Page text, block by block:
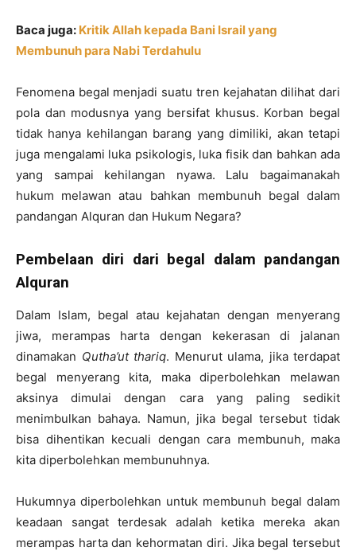
Baca juga: Kritik Allah kepada Bani Israil yang
Membunuh para Nabi Terdahulu
Fenomena begal menjadi suatu tren kejahatan dilihat dari
pola dan modusnya yang bersifat khusus. Korban begal
tidak hanya kehilangan barang yang dimiliki, akan tetapi
juga mengalami luka psikologis, luka fisik dan bahkan ada
yang sampai kehilangan nyawa. Lalu bagaimanakah
hukum melawan atau bahkan membunuh begal dalam
pandangan Alquran dan Hukum Negara?
Pembelaan diri dari begal dalam pandangan
Alquran
Dalam Islam, begal atau kejahatan dengan menyerang
jiwa, merampas harta dengan kekerasan di jalanan
dinamakan Qutha’ut thariq. Menurut ulama, jika terdapat
begal menyerang kita, maka diperbolehkan melawan
aksinya dimulai dengan cara yang paling sedikit
menimbulkan bahaya. Namun, jika begal tersebut tidak
bisa dihentikan kecuali dengan cara membunuh, maka
kita diperbolehkan membunuhnya.
Hukumnya diperbolehkan untuk membunuh begal dalam
keadaan sangat terdesak adalah ketika mereka akan
merampas harta dan kehormatan diri. Jika begal tersebut